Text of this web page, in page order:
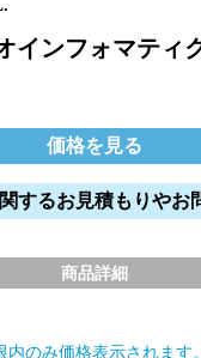
インフォマティ
価格を見る
するお見積もりやお
商品詳細
のみ価格表示されます。